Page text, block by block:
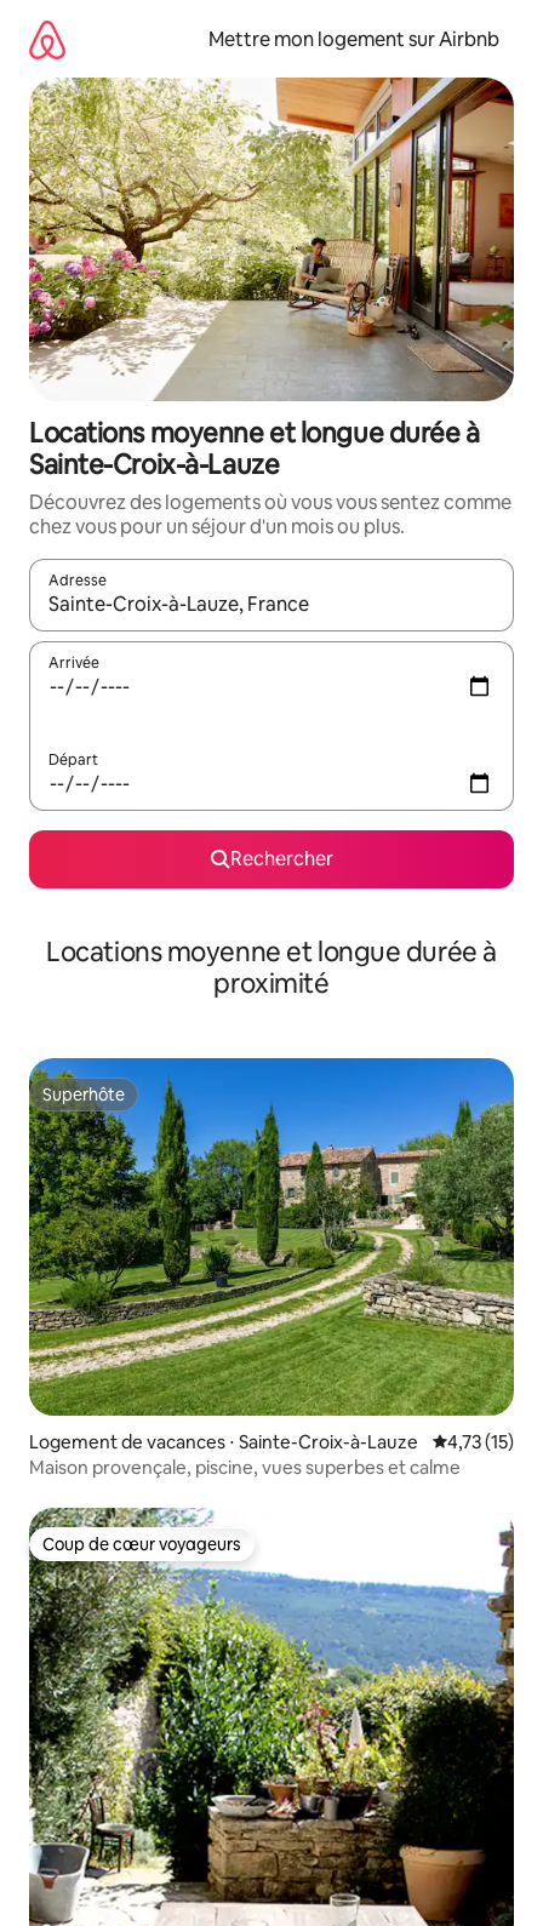
directement
contenu
Mettre mon logement sur Airbnb
Locations moyenne et longue durée à
Sainte-Croix-à-Lauze
Découvrez des logements où vous vous sentez comme
chez vous pour un séjour d'un mois ou plus.
Adresse
Lorsque les résultats s'affichent, utilisez les flèches vers le
Arrivée
Départ
Rechercher
Locations moyenne et longue durée à
proximité
Superhôte
Superhôte
Logement de vacances ⋅ Sainte-Croix-à-Lauze Évaluation
4,73 (15)
Maison provençale, piscine, vues superbes et calme
Coup de cœur voyageurs
Coup de cœur voyageurs